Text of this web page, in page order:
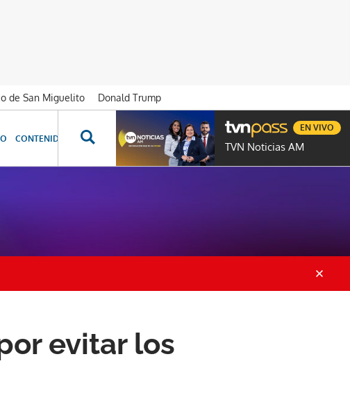
de San Miguelito
Donald Trump
CONTENIDOS ESPECIALES NOVELAS PROGRAMAS GENTE TVN
TVN Noticias AM
EN VIVO
evitar los